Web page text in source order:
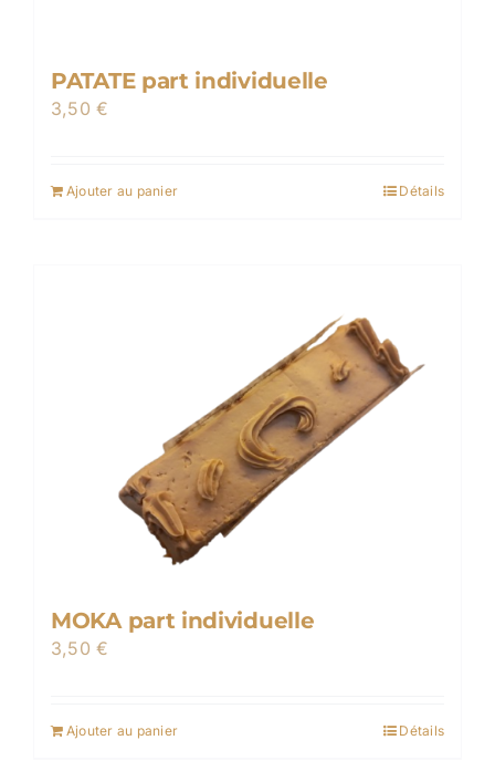
PATATE part individuelle
3,50€
Ajouter au panier Détails
MOKA part individuelle
3,50€
Ajouter au panier Détails